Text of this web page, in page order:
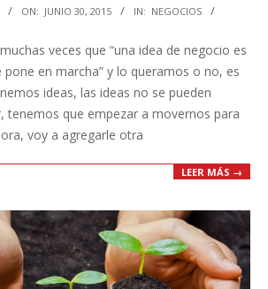
ON: JUNIO 30, 2015 IN: NEGOCIOS
veces que “una idea de negocio es
pone en marcha” y lo queramos o no, es
ideas, las ideas no se pueden
tenemos que empezar a movernos para
voy a agregarle otra
LEER MÁS →